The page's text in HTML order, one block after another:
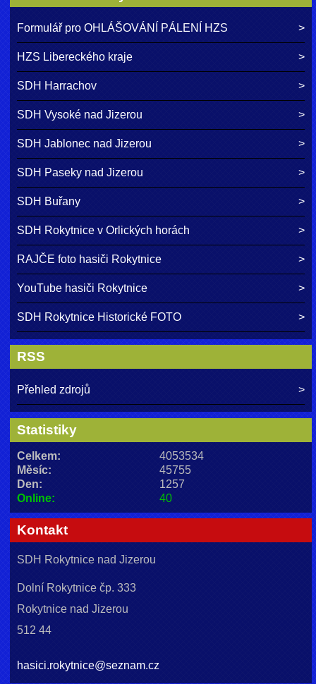
Formulář pro OHLÁŠOVÁNÍ PÁLENÍ HZS
HZS Libereckého kraje
SDH Harrachov
SDH Vysoké nad Jizerou
SDH Jablonec nad Jizerou
SDH Paseky nad Jizerou
SDH Buřany
SDH Rokytnice v Orlických horách
RAJČE foto hasiči Rokytnice
YouTube hasiči Rokytnice
SDH Rokytnice Historické FOTO
RSS
Přehled zdrojů
Statistiky
Online: 40
Celkem:
4053534
Měsíc:
45755
Den:
1257
Kontakt
SDH Rokytnice nad Jizerou
Dolní Rokytnice čp. 333
Rokytnice nad Jizerou
512 44
hasici.rokytnice@seznam.cz